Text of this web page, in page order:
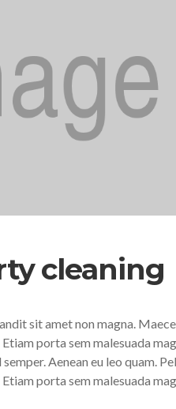
cleaning
sit amet non magna.
porta sem malesuada
Aenean eu leo quam.
porta sem malesuada